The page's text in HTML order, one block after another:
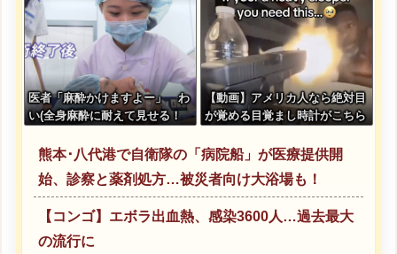
医者「麻酔かけますよー」 わ
い(全身麻酔に耐えて見せる！
【動画】アメリカ人なら絶対目
が覚める目覚まし時計がこちら
熊本･八代港で自衛隊の「病院船」が医療提供開
始、診察と薬剤処方…被災者向け大浴場も！
【コンゴ】エボラ出血熱、感染3600人…過去最大
の流行に